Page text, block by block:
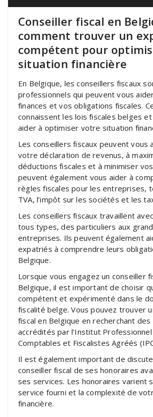
Conseiller fiscal en
comment trouver un
compétent pour
situation financière
En Belgique, les conseillers fiscaux
professionnels qui peuvent vous
finances et vos obligations fiscales.
connaissent les lois fiscales belges
aider à optimiser votre situation
Les conseillers fiscaux peuvent vous
votre déclaration de revenus, à
déductions fiscales et à minimiser
peuvent également vous aider à
règles fiscales pour les entreprises,
TVA, l’impôt sur les sociétés et les
Les conseillers fiscaux travaillent
tous types, des particuliers aux
entreprises. Ils peuvent également
expatriés à comprendre leurs
Belgique.
Lorsque vous engagez un conseiller
Belgique, il est important de choisir
compétent et expérimenté dans le
fiscalité belge. Vous pouvez trouver
fiscal en Belgique en recherchant
accrédités par l’Institut
Comptables et Fiscalistes Agréés
Il est également important de
conseiller fiscal de ses honoraires
ses services. Les honoraires varient
service fourni et la complexité de
financière.